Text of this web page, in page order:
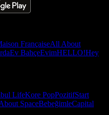
FrançaiseAll About
Ev BahçeEvimHELLO!Hey
LifeKore PopPozitifStart
SpaceBebeğimleCapital